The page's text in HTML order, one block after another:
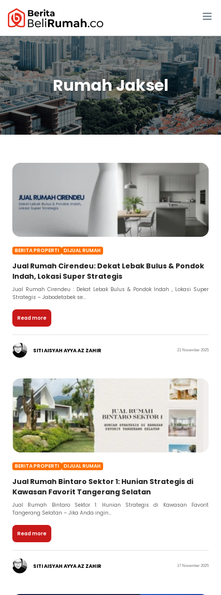
Rumah Jaksel
BERITA PROPERTI DIJUAL RUMAH
Jual Rumah Cirendeu: Dekat Lebak Bulus & Pondok
Indah, Lokasi Super Strategis
Jual Rumah Cirendeu : Dekat Lebak Bulus & Pondok Indah , Lokasi Super
Strategis – Jabodetabek se...
Read more
SITI AISYAH AYYA AZ ZAHIR 21 November 2025
BERITA PROPERTI DIJUAL RUMAH
Jual Rumah Bintaro Sektor 1: Hunian Strategis di
Kawasan Favorit Tangerang Selatan
Jual Rumah Bintaro Sektor 1: Hunian Strategis di Kawasan Favorit
Tangerang Selatan – Jika Anda ingin...
Read more
SITI AISYAH AYYA AZ ZAHIR 17 November 2025